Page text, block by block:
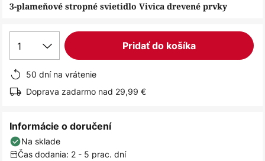
3-plameňové stropné svietidlo Vivica drevené prvky
1 Pridať do košíka
50 dní na vrátenie
Doprava zadarmo nad 29,99 €
Informácie o doručení
Na sklade
Čas dodania: 2 - 5 prac. dní